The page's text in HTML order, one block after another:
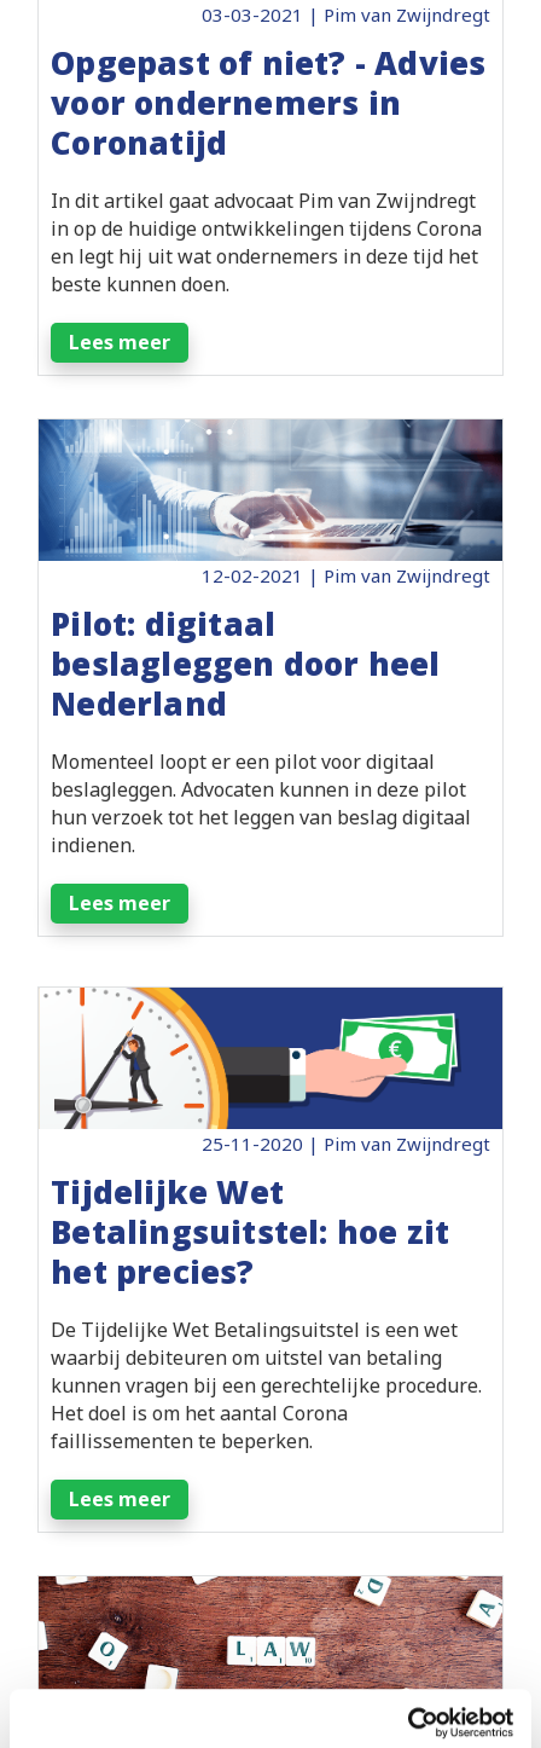
03-03-2021 | Pim van Zwijndregt
Opgepast of niet? - Advies
voor ondernemers in
Coronatijd
In dit artikel gaat advocaat Pim van Zwijndregt
in op de huidige ontwikkelingen tijdens Corona
en legt hij uit wat ondernemers in deze tijd het
beste kunnen doen.
Lees meer
12-02-2021 | Pim van Zwijndregt
Pilot: digitaal
beslagleggen door heel
Nederland
Momenteel loopt er een pilot voor digitaal
beslagleggen. Advocaten kunnen in deze pilot
hun verzoek tot het leggen van beslag digitaal
indienen.
Lees meer
25-11-2020 | Pim van Zwijndregt
Tijdelijke Wet
Betalingsuitstel: hoe zit
het precies?
De Tijdelijke Wet Betalingsuitstel is een wet
waarbij debiteuren om uitstel van betaling
kunnen vragen bij een gerechtelijke procedure.
Het doel is om het aantal Corona
faillissementen te beperken.
Lees meer
01-03-2019 | Pim van Zwijndregt